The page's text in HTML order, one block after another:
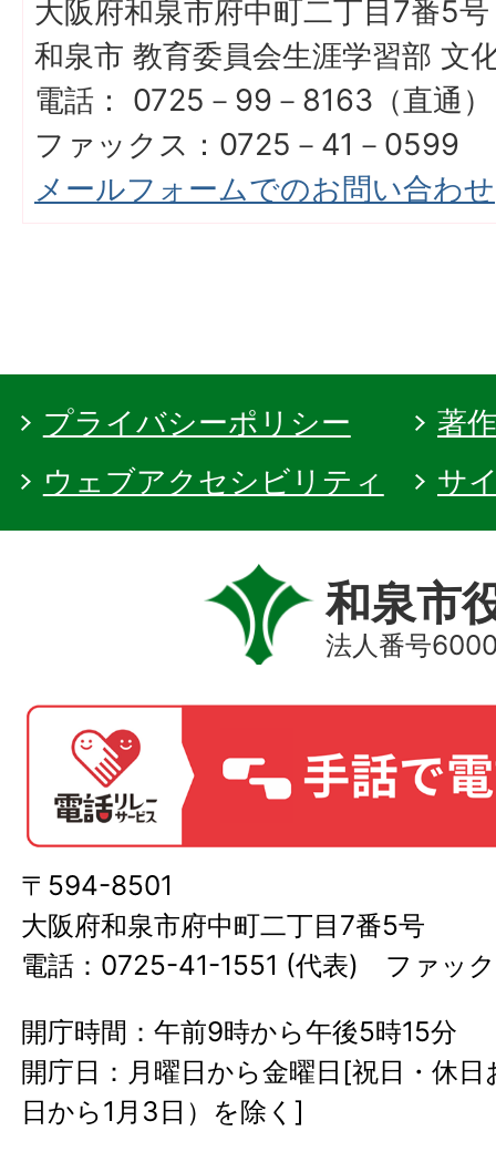
大阪府和泉市府中町二丁目7番5号
和泉市 教育委員会生涯学習部 文
電話： 0725－99－8163（直通）
ファックス：0725－41－0599
メールフォームでのお問い合わせ
プライバシーポリシー
著
ウェブアクセシビリティ
サ
和泉市
法人番号
〒594-8501
大阪府和泉市府中町二丁目7番5号
電話：0725-41-1551 (代表) ファッ
開庁時間：午前9時から午後5時15分
開庁日：月曜日から金曜日[祝日・休
日から1月3日）を除く]